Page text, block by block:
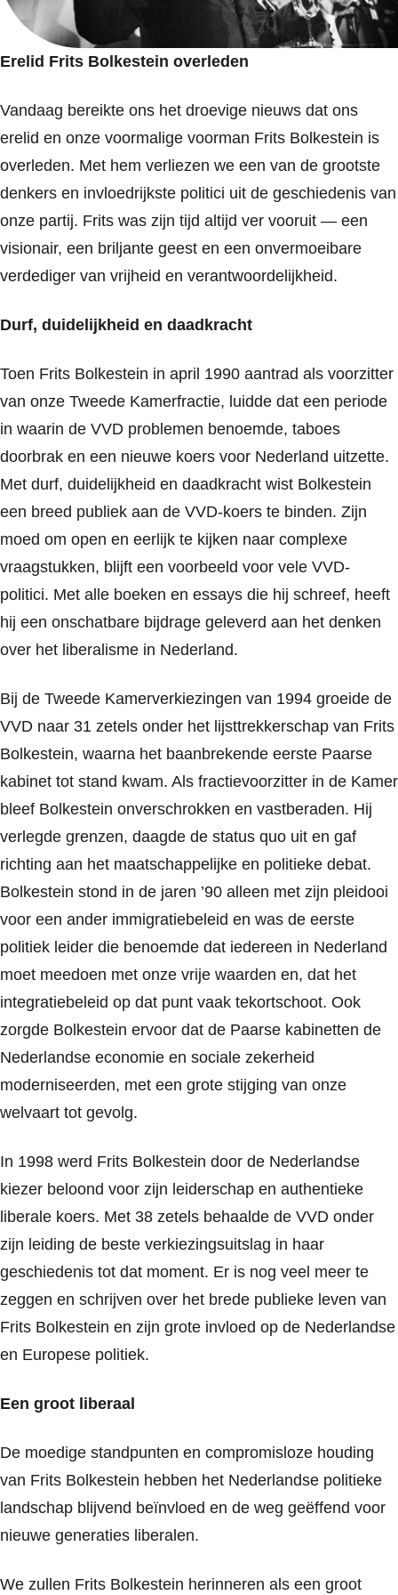
Erelid Frits Bolkestein overleden
Vandaag bereikte ons het droevige nieuws dat ons
erelid en onze voormalige voorman Frits Bolkestein is
overleden. Met hem verliezen we een van de grootste
denkers en invloedrijkste politici uit de geschiedenis van
onze partij. Frits was zijn tijd altijd ver vooruit — een
visionair, een briljante geest en een onvermoeibare
verdediger van vrijheid en verantwoordelijkheid.
Durf, duidelijkheid en daadkracht
Toen Frits Bolkestein in april 1990 aantrad als voorzitter
van onze Tweede Kamerfractie, luidde dat een periode
in waarin de VVD problemen benoemde, taboes
doorbrak en een nieuwe koers voor Nederland uitzette.
Met durf, duidelijkheid en daadkracht wist Bolkestein
een breed publiek aan de VVD-koers te binden. Zijn
moed om open en eerlijk te kijken naar complexe
vraagstukken, blijft een voorbeeld voor vele VVD-
politici. Met alle boeken en essays die hij schreef, heeft
hij een onschatbare bijdrage geleverd aan het denken
over het liberalisme in Nederland.
Bij de Tweede Kamerverkiezingen van 1994 groeide de
VVD naar 31 zetels onder het lijsttrekkerschap van Frits
Bolkestein, waarna het baanbrekende eerste Paarse
kabinet tot stand kwam. Als fractievoorzitter in de Kamer
bleef Bolkestein onverschrokken en vastberaden. Hij
verlegde grenzen, daagde de status quo uit en gaf
richting aan het maatschappelijke en politieke debat.
Bolkestein stond in de jaren ’90 alleen met zijn pleidooi
voor een ander immigratiebeleid en was de eerste
politiek leider die benoemde dat iedereen in Nederland
moet meedoen met onze vrije waarden en, dat het
integratiebeleid op dat punt vaak tekortschoot. Ook
zorgde Bolkestein ervoor dat de Paarse kabinetten de
Nederlandse economie en sociale zekerheid
moderniseerden, met een grote stijging van onze
welvaart tot gevolg.
In 1998 werd Frits Bolkestein door de Nederlandse
kiezer beloond voor zijn leiderschap en authentieke
liberale koers. Met 38 zetels behaalde de VVD onder
zijn leiding de beste verkiezingsuitslag in haar
geschiedenis tot dat moment. Er is nog veel meer te
zeggen en schrijven over het brede publieke leven van
Frits Bolkestein en zijn grote invloed op de Nederlandse
en Europese politiek.
Een groot liberaal
De moedige standpunten en compromisloze houding
van Frits Bolkestein hebben het Nederlandse politieke
landschap blijvend beïnvloed en de weg geëffend voor
nieuwe generaties liberalen.
We zullen Frits Bolkestein herinneren als een groot